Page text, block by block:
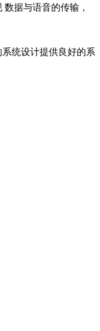
据与语音的传输，
统设计提供良好的系